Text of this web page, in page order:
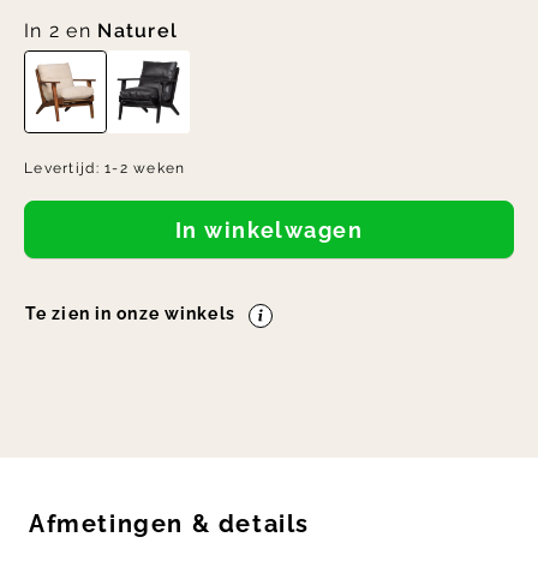
In 2 en Naturel
Levertijd:1-2 weken
In winkelwagen
Te zien in onze winkels
Afmetingen & details